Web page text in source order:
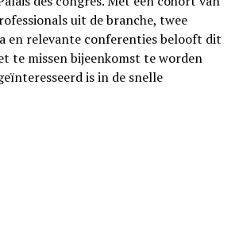
uit de branche, twee
en relevante conferenties belooft dit
te missen bijeenkomst te worden
is in de snelle